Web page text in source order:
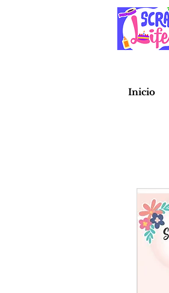
Inicio